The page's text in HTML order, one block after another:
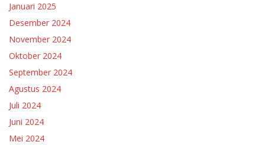
Januari 2025
Desember 2024
November 2024
Oktober 2024
September 2024
Agustus 2024
Juli 2024
Juni 2024
Mei 2024